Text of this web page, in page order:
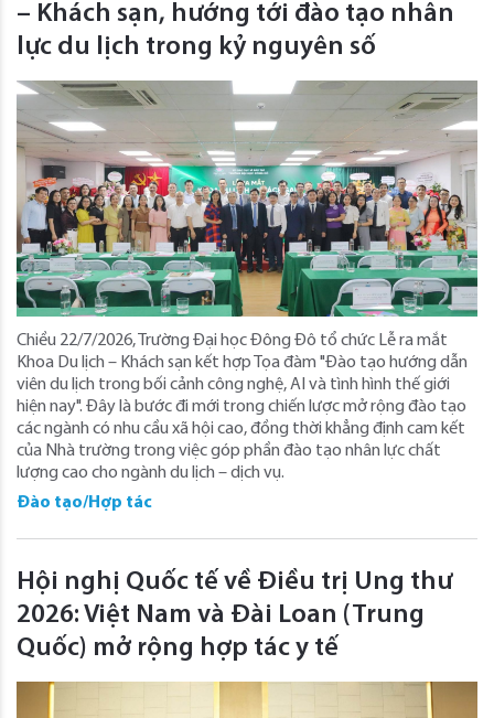
– Khách sạn, hướng tới đào tạo nhân
lực du lịch trong kỷ nguyên số
Chiều 22/7/2026, Trường Đại học Đông Đô tổ chức Lễ ra mắt
Khoa Du lịch – Khách sạn kết hợp Tọa đàm "Đào tạo hướng dẫn
viên du lịch trong bối cảnh công nghệ, AI và tình hình thế giới
hiện nay". Đây là bước đi mới trong chiến lược mở rộng đào tạo
các ngành có nhu cầu xã hội cao, đồng thời khẳng định cam kết
của Nhà trường trong việc góp phần đào tạo nhân lực chất
lượng cao cho ngành du lịch – dịch vụ.
Đào tạo/Hợp tác
Hội nghị Quốc tế về Điều trị Ung thư
2026: Việt Nam và Đài Loan (Trung
Quốc) mở rộng hợp tác y tế